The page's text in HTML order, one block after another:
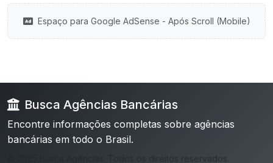
Espaço para Google AdSense - Após Scroll (Mobile)
Busca Agências Bancárias
Encontre informações completas sobre agências
bancárias em todo o Brasil.